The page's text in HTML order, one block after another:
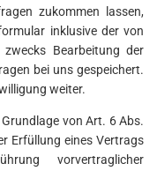
zukommen lassen,
inklusive der von
Bearbeitung der
bei uns gespeichert.
weiter.
von Art. 6 Abs.
Erfüllung eines Vertrags
vorvertraglicher